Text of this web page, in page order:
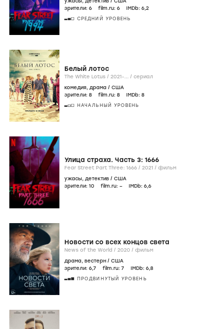
зрители: 6 film.ru: 6 IMDb: 6,2
СРЕДНИЙ УРОВЕНЬ
Белый лотос
The White Lotus / 2021-... / сериал
комедия, драма / США
зрители: 8 film.ru: 8 IMDb: 8
НАЧАЛЬНЫЙ УРОВЕНЬ
Улица страха. Часть 3: 1666
Fear Street Part Three: 1666 / 2021 / фильм
ужасы, детектив / США
зрители: 10 film.ru: – IMDb: 6,6
Новости со всех концов света
News of the World / 2020 / фильм
драма, вестерн / США
зрители: 6,7 film.ru: 7 IMDb: 6,8
ПРОДВИНУТЫЙ УРОВЕНЬ